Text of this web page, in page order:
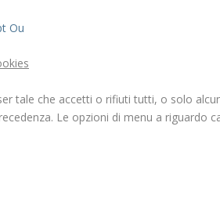
Ou
tale che accetti o rifiuti tutti, o solo
Le opzioni di menu a riguardo